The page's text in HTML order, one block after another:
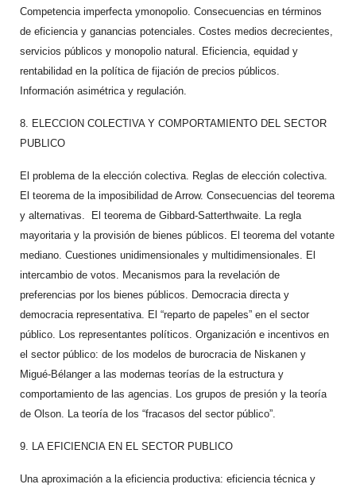
Competencia imperfecta ymonopolio. Consecuencias en términos
de eficiencia y ganancias potenciales. Costes medios decrecientes,
servicios públicos y monopolio natural. Eficiencia, equidad y
rentabilidad en la política de fijación de precios públicos.
Información asimétrica y regulación.
8. ELECCION COLECTIVA Y COMPORTAMIENTO DEL SECTOR
PUBLICO
El problema de la elección colectiva. Reglas de elección colectiva.
El teorema de la imposibilidad de Arrow. Consecuencias del teorema
y alternativas. El teorema de Gibbard-Satterthwaite. La regla
mayoritaria y la provisión de bienes públicos. El teorema del votante
mediano. Cuestiones unidimensionales y multidimensionales. El
intercambio de votos. Mecanismos para la revelación de
preferencias por los bienes públicos. Democracia directa y
democracia representativa. El “reparto de papeles” en el sector
público. Los representantes políticos. Organización e incentivos en
el sector público: de los modelos de burocracia de Niskanen y
Migué-Bélanger a las modernas teorías de la estructura y
comportamiento de las agencias. Los grupos de presión y la teoría
de Olson. La teoría de los “fracasos del sector público”.
9. LA EFICIENCIA EN EL SECTOR PUBLICO
Una aproximación a la eficiencia productiva: eficiencia técnica y